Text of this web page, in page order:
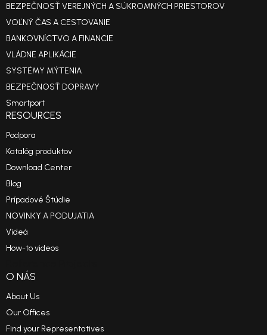
BEZPEČNOSŤ VEREJNÝCH A SÚKROMNÝCH PRIESTOROV
VOĽNÝ ČAS A CESTOVANIE
BANKOVNÍCTVO A FINANCIE
VLÁDNE APLIKÁCIE
SYSTÉMY MÝTENIA
BEZPEČNOSŤ DOPRAVY
Smartport
RESOURCES
Podpora
Katalóg produktov
Download Center
Blog
Prípadové Štúdie
NOVINKY A PODUJATIA
Videá
How-to videos
O NÁS
About Us
Our Offices
Find your Representatives